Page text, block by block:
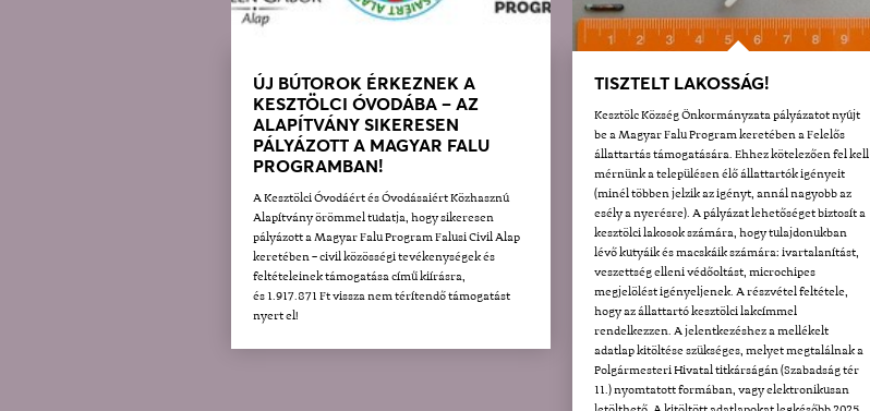
ÚJ BÚTOROK ÉRKEZNEK A
KESZTÖLCI ÓVODÁBA – AZ
ALAPÍTVÁNY SIKERESEN
PÁLYÁZOTT A MAGYAR FALU
PROGRAMBAN!
A Kesztölci Óvodáért és Óvodásaiért Közhasznú
Alapítvány örömmel tudatja, hogy sikeresen
pályázott a Magyar Falu Program Falusi Civil Alap
keretében – civil közösségi tevékenységek és
feltételeinek támogatása című kiírásra,
és 1.917.871 Ft vissza nem térítendő támogatást
nyert el!
TISZTELT LAKOSSÁG!
Kesztölc Község Önkormányzata pályázatot nyújt
be a Magyar Falu Program keretében a Felelős
állattartás támogatására. Ehhez kötelezően fel kell
mérnünk a településen élő állattartók igényeit
(minél többen jelzik az igényt, annál nagyobb az
esély a nyerésre). A pályázat lehetőséget biztosít a
kesztölci lakosok számára, hogy tulajdonukban
lévő kutyáik és macskáik számára: ivartalanítást,
veszettség elleni védőoltást, microchipes
megjelölést igényeljenek. A részvétel feltétele,
hogy az állattartó kesztölci lakcímmel
rendelkezzen. A jelentkezéshez a mellékelt
adatlap kitöltése szükséges, melyet megtalálnak a
Polgármesteri Hivatal titkárságán (Szabadság tér
11.) nyomtatott formában, vagy elektronikusan